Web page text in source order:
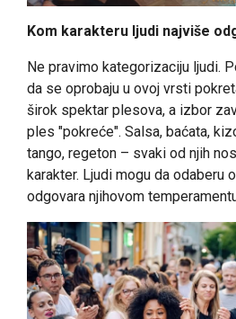
Kom karakteru ljudi najviše
Ne pravimo kategorizaciju ljudi.
da se oprobaju u ovoj vrsti
širok spektar plesova, a izbor
ples "pokreće". Salsa, baćata,
tango, regeton – svaki od njih
karakter. Ljudi mogu da odaberu
odgovara njihovom